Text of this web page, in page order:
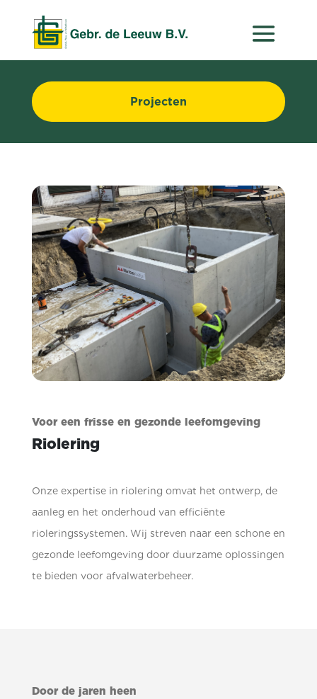
Projecten
Voor een frisse en gezonde leefomgeving
Riolering
Onze expertise in riolering omvat het ontwerp, de
aanleg en het onderhoud van efficiënte
rioleringssystemen. Wij streven naar een schone en
gezonde leefomgeving door duurzame oplossingen
te bieden voor afvalwaterbeheer.
Door de jaren heen